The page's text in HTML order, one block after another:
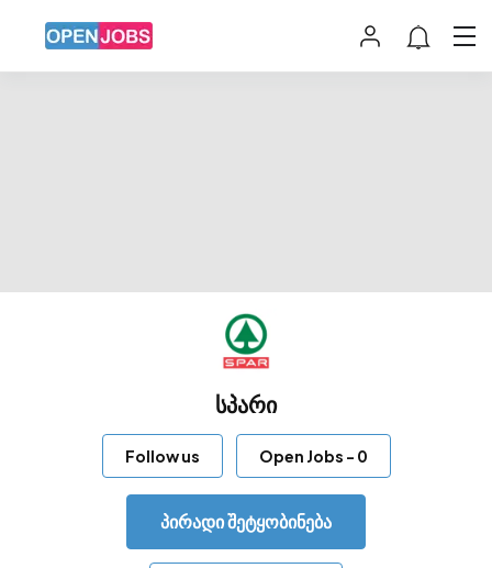
სპარი
Follow us Open Jobs - 0
პირადი შეტყობინება